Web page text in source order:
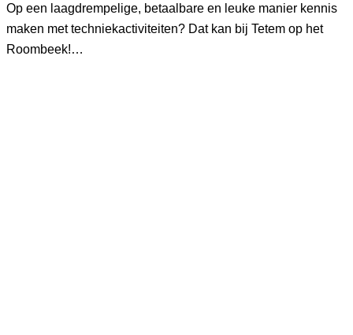
Op een laagdrempelige, betaalbare en leuke manier kennis
maken met techniekactiviteiten? Dat kan bij Tetem op het
Roombeek!…